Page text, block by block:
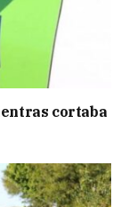
cortaba